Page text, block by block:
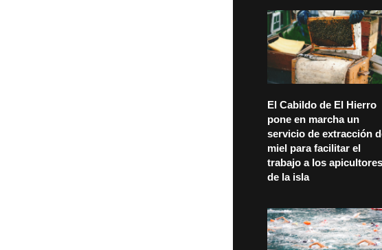
El Cabildo de El Hierro
pone en marcha un
servicio de extracción
miel para facilitar el
trabajo a los apicultores
de la isla